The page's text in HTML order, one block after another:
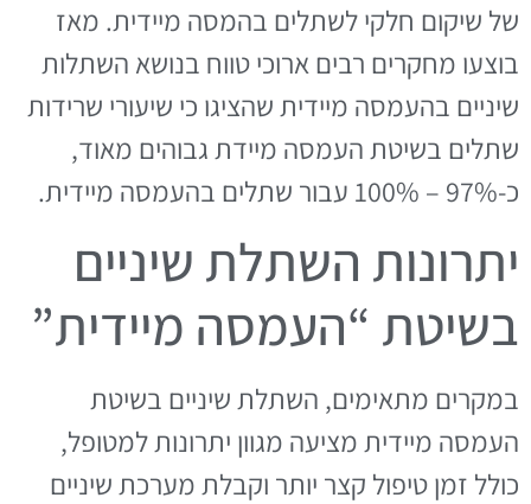
של שיקום חלקי לשתלים בהמסה מיידית. מאז
בוצעו מחקרים רבים ארוכי טווח בנושא השתלות
שיניים בהעמסה מיידית שהציגו כי שיעורי שרידות
שתלים בשיטת העמסה מיידת גבוהים מאוד,
כ-97% – 100% עבור שתלים בהעמסה מיידית.
יתרונות השתלת שיניים
בשיטת “העמסה מיידית”
במקרים מתאימים, השתלת שיניים בשיטת
העמסה מיידית מציעה מגוון יתרונות למטופל,
כולל זמן טיפול קצר יותר וקבלת מערכת שיניים